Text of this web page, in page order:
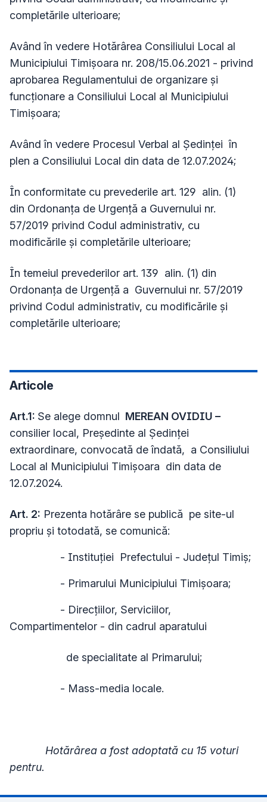
completările ulterioare;
Având în vedere Hotărârea Consiliului Local al
Municipiului Timișoara nr. 208/15.06.2021 - privind
aprobarea Regulamentului de organizare și
funcționare a Consiliului Local al Municipiului
Timișoara;
Având în vedere Procesul Verbal al Ședinței în
plen a Consiliului Local din data de 12.07.2024;
În conformitate cu prevederile art. 129 alin. (1)
din Ordonanța de Urgență a Guvernului nr.
57/2019 privind Codul administrativ, cu
modificările și completările ulterioare;
În temeiul prevederilor art. 139 alin. (1) din
Ordonanța de Urgență a Guvernului nr. 57/2019
privind Codul administrativ, cu modificările și
completările ulterioare;
Articole
Art.1: Se alege domnul MEREAN OVIDIU –
consilier local, Președinte al Ședinței
extraordinare, convocată de îndată, a Consiliului
Local al Municipiului Timișoara din data de
12.07.2024.
Art. 2: Prezenta hotărâre se publică pe site-ul
propriu şi totodată, se comunică:
- Instituţiei Prefectului - Judeţul Timiş;
- Primarului Municipiului Timişoara;
- Direcțiilor, Serviciilor,
Compartimentelor - din cadrul aparatului
de specialitate al Primarului;
- Mass-media locale.
Hotărârea a fost adoptată cu 15 voturi
pentru.